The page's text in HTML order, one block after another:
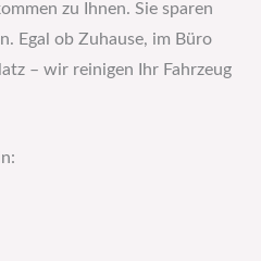
zu Ihnen. Sie sparen
Egal ob Zuhause, im Büro
– wir reinigen Ihr Fahrzeug